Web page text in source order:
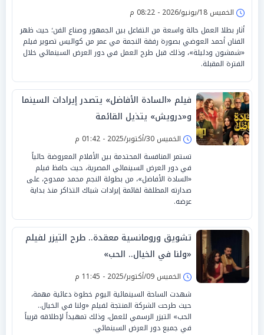
الخميس 18/يونيو/2026 - 08:22 م
أثار بطلا العمل حالة واسعة من التفاعل بين الجمهور وصناع الفن؛ حيث ظهر
الفنان أحمد العوضي بصورة رفقة النجمة مي عمر من كواليس تصوير فيلم
«شمشون ودليلة»، وذلك قبل طرح العمل في دور العرض السينمائي خلال
الفترة المقبلة.
فيلم «السادة الأفاضل» يتصدر إيرادات السينما
و«درويش» يتذيل القائمة
الخميس 30/أكتوبر/2025 - 01:42 م
تستمر المنافسة المحتدمة بين الأفلام المعروضة حالياً
في دور العرض السينمائي المصرية، حيث حافظ فيلم
«السادة الأفاضل»، من بطولة النجم محمد ممدوح، على
صدارته المطلقة لقائمة إيرادات شباك التذاكر منذ بداية
عرضه.
تشويق ورومانسية معقدة.. طرح التيزر لفيلم
«ولنا في الخيال.. الحب»
الخميس 09/أكتوبر/2025 - 11:45 م
شهدت الساحة السينمائية اليوم خطوة دعائية مهمة،
حيث طرحت الشركة المنتجة لفيلم «ولنا في الخيال..
الحب» التيزر الرسمي للعمل، وذلك تمهيداً لإطلاقه قريباً
في جميع دور العرض السينمائي.